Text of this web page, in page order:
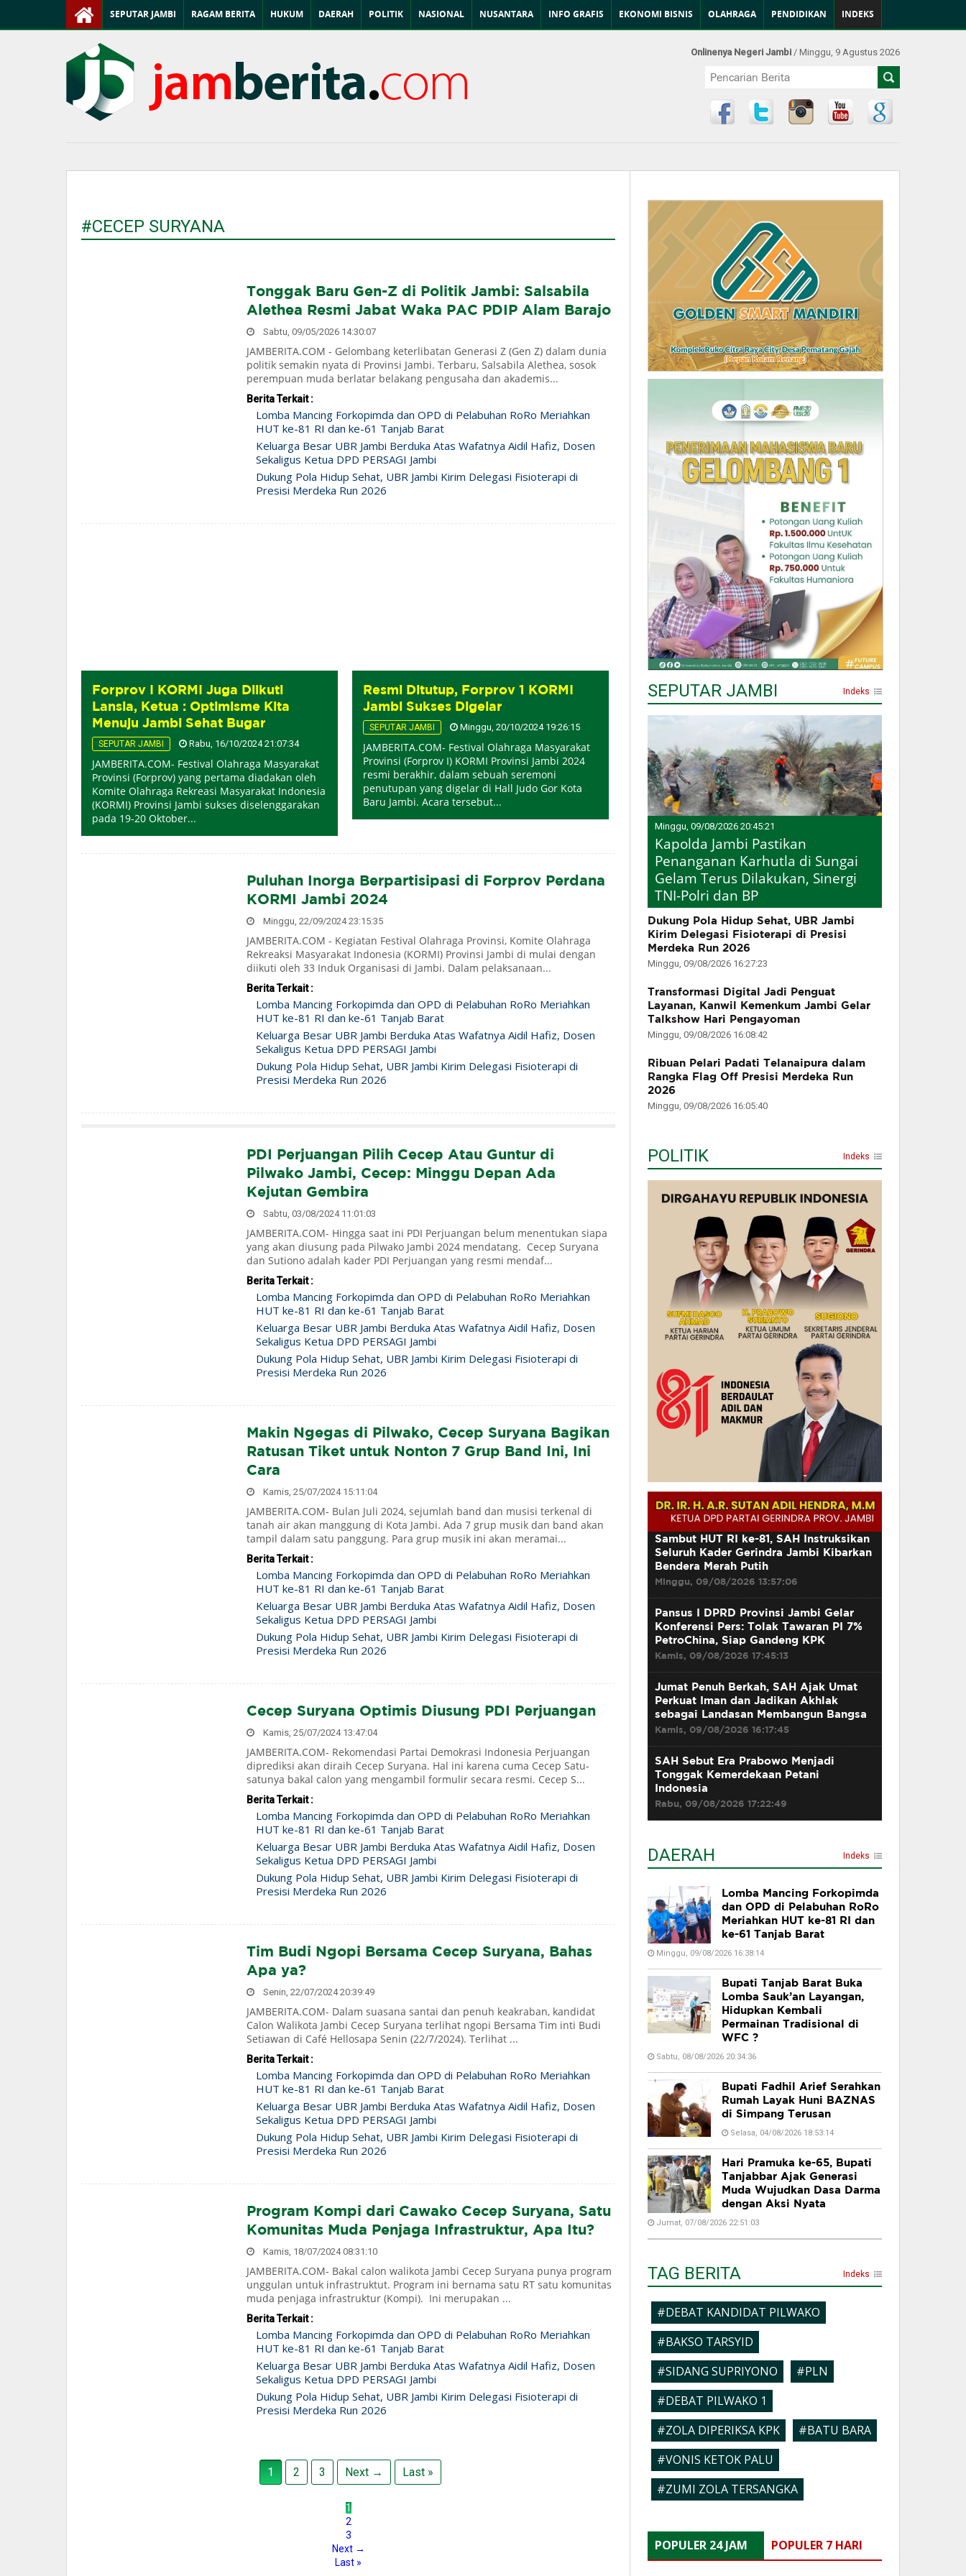
SEPUTAR JAMBI RAGAM BERITA HUKUM DAERAH POLITIK NASIONAL NUSANTARA INFO GRAFIS EKONOMI BISNIS OLAHRAGA PENDIDIKAN INDEKS
Onlinenya Negeri Jambi / Minggu, 9 Agustus 2026
#CECEP SURYANA
Tonggak Baru Gen-Z di Politik Jambi: Salsabila
Alethea Resmi Jabat Waka PAC PDIP Alam Barajo
Sabtu, 09/05/2026 14:30:07
JAMBERITA.COM - Gelombang keterlibatan Generasi Z (Gen Z) dalam dunia
politik semakin nyata di Provinsi Jambi. Terbaru, Salsabila Alethea, sosok
perempuan muda berlatar belakang pengusaha dan akademis...
Berita Terkait :
Lomba Mancing Forkopimda dan OPD di Pelabuhan RoRo Meriahkan
HUT ke-81 RI dan ke-61 Tanjab Barat
Keluarga Besar UBR Jambi Berduka Atas Wafatnya Aidil Hafiz, Dosen
Sekaligus Ketua DPD PERSAGI Jambi
Dukung Pola Hidup Sehat, UBR Jambi Kirim Delegasi Fisioterapi di
Presisi Merdeka Run 2026
Forprov I KORMI Juga Diikuti
Lansia, Ketua : Optimisme Kita
Menuju Jambi Sehat Bugar
SEPUTAR JAMBI Rabu, 16/10/2024 21:07:34
JAMBERITA.COM- Festival Olahraga Masyarakat
Provinsi (Forprov) yang pertama diadakan oleh
Komite Olahraga Rekreasi Masyarakat Indonesia
(KORMI) Provinsi Jambi sukses diselenggarakan
pada 19-20 Oktober...
Resmi Ditutup, Forprov 1 KORMI
Jambi Sukses Digelar
SEPUTAR JAMBI Minggu, 20/10/2024 19:26:15
JAMBERITA.COM- Festival Olahraga Masyarakat
Provinsi (Forprov I) KORMI Provinsi Jambi 2024
resmi berakhir, dalam sebuah seremoni
penutupan yang digelar di Hall Judo Gor Kota
Baru Jambi. Acara tersebut...
Puluhan Inorga Berpartisipasi di Forprov Perdana
KORMI Jambi 2024
Minggu, 22/09/2024 23:15:35
JAMBERITA.COM - Kegiatan Festival Olahraga Provinsi, Komite Olahraga
Rekreaksi Masyarakat Indonesia (KORMI) Provinsi Jambi di mulai dengan
diikuti oleh 33 Induk Organisasi di Jambi. Dalam pelaksanaan...
Berita Terkait :
Lomba Mancing Forkopimda dan OPD di Pelabuhan RoRo Meriahkan
HUT ke-81 RI dan ke-61 Tanjab Barat
Keluarga Besar UBR Jambi Berduka Atas Wafatnya Aidil Hafiz, Dosen
Sekaligus Ketua DPD PERSAGI Jambi
Dukung Pola Hidup Sehat, UBR Jambi Kirim Delegasi Fisioterapi di
Presisi Merdeka Run 2026
PDI Perjuangan Pilih Cecep Atau Guntur di
Pilwako Jambi, Cecep: Minggu Depan Ada
Kejutan Gembira
Sabtu, 03/08/2024 11:01:03
JAMBERITA.COM- Hingga saat ini PDI Perjuangan belum menentukan siapa
yang akan diusung pada Pilwako Jambi 2024 mendatang. Cecep Suryana
dan Sutiono adalah kader PDI Perjuangan yang resmi mendaf...
Berita Terkait :
Lomba Mancing Forkopimda dan OPD di Pelabuhan RoRo Meriahkan
HUT ke-81 RI dan ke-61 Tanjab Barat
Keluarga Besar UBR Jambi Berduka Atas Wafatnya Aidil Hafiz, Dosen
Sekaligus Ketua DPD PERSAGI Jambi
Dukung Pola Hidup Sehat, UBR Jambi Kirim Delegasi Fisioterapi di
Presisi Merdeka Run 2026
Makin Ngegas di Pilwako, Cecep Suryana Bagikan
Ratusan Tiket untuk Nonton 7 Grup Band Ini, Ini
Cara
Kamis, 25/07/2024 15:11:04
JAMBERITA.COM- Bulan Juli 2024, sejumlah band dan musisi terkenal di
tanah air akan manggung di Kota Jambi. Ada 7 grup musik dan band akan
tampil dalam satu panggung. Para grup musik ini akan meramai...
Berita Terkait :
Lomba Mancing Forkopimda dan OPD di Pelabuhan RoRo Meriahkan
HUT ke-81 RI dan ke-61 Tanjab Barat
Keluarga Besar UBR Jambi Berduka Atas Wafatnya Aidil Hafiz, Dosen
Sekaligus Ketua DPD PERSAGI Jambi
Dukung Pola Hidup Sehat, UBR Jambi Kirim Delegasi Fisioterapi di
Presisi Merdeka Run 2026
Cecep Suryana Optimis Diusung PDI Perjuangan
Kamis, 25/07/2024 13:47:04
JAMBERITA.COM- Rekomendasi Partai Demokrasi Indonesia Perjuangan
diprediksi akan diraih Cecep Suryana. Hal ini karena cuma Cecep Satu-
satunya bakal calon yang mengambil formulir secara resmi. Cecep S...
Berita Terkait :
Lomba Mancing Forkopimda dan OPD di Pelabuhan RoRo Meriahkan
HUT ke-81 RI dan ke-61 Tanjab Barat
Keluarga Besar UBR Jambi Berduka Atas Wafatnya Aidil Hafiz, Dosen
Sekaligus Ketua DPD PERSAGI Jambi
Dukung Pola Hidup Sehat, UBR Jambi Kirim Delegasi Fisioterapi di
Presisi Merdeka Run 2026
Tim Budi Ngopi Bersama Cecep Suryana, Bahas
Apa ya?
Senin, 22/07/2024 20:39:49
JAMBERITA.COM- Dalam suasana santai dan penuh keakraban, kandidat
Calon Walikota Jambi Cecep Suryana terlihat ngopi Bersama Tim inti Budi
Setiawan di Café Hellosapa Senin (22/7/2024). Terlihat ...
Berita Terkait :
Lomba Mancing Forkopimda dan OPD di Pelabuhan RoRo Meriahkan
HUT ke-81 RI dan ke-61 Tanjab Barat
Keluarga Besar UBR Jambi Berduka Atas Wafatnya Aidil Hafiz, Dosen
Sekaligus Ketua DPD PERSAGI Jambi
Dukung Pola Hidup Sehat, UBR Jambi Kirim Delegasi Fisioterapi di
Presisi Merdeka Run 2026
Program Kompi dari Cawako Cecep Suryana, Satu
Komunitas Muda Penjaga Infrastruktur, Apa Itu?
Kamis, 18/07/2024 08:31:10
JAMBERITA.COM- Bakal calon walikota Jambi Cecep Suryana punya program
unggulan untuk infrastruktut. Program ini bernama satu RT satu komunitas
muda penjaga infrastruktur (Kompi). Ini merupakan ...
Berita Terkait :
Lomba Mancing Forkopimda dan OPD di Pelabuhan RoRo Meriahkan
HUT ke-81 RI dan ke-61 Tanjab Barat
Keluarga Besar UBR Jambi Berduka Atas Wafatnya Aidil Hafiz, Dosen
Sekaligus Ketua DPD PERSAGI Jambi
Dukung Pola Hidup Sehat, UBR Jambi Kirim Delegasi Fisioterapi di
Presisi Merdeka Run 2026
1 2 3 Next → Last »
1
2
3
Next →
Last »
SEPUTAR JAMBI Indeks
Minggu, 09/08/2026 20:45:21
Kapolda Jambi Pastikan
Penanganan Karhutla di Sungai
Gelam Terus Dilakukan, Sinergi
TNI-Polri dan BP
Dukung Pola Hidup Sehat, UBR Jambi
Kirim Delegasi Fisioterapi di Presisi
Merdeka Run 2026
Minggu, 09/08/2026 16:27:23
Transformasi Digital Jadi Penguat
Layanan, Kanwil Kemenkum Jambi Gelar
Talkshow Hari Pengayoman
Minggu, 09/08/2026 16:08:42
Ribuan Pelari Padati Telanaipura dalam
Rangka Flag Off Presisi Merdeka Run
2026
Minggu, 09/08/2026 16:05:40
POLITIK Indeks
Sambut HUT RI ke-81, SAH Instruksikan
Seluruh Kader Gerindra Jambi Kibarkan
Bendera Merah Putih
Minggu, 09/08/2026 13:57:06
Pansus I DPRD Provinsi Jambi Gelar
Konferensi Pers: Tolak Tawaran PI 7%
PetroChina, Siap Gandeng KPK
Kamis, 09/08/2026 17:45:13
Jumat Penuh Berkah, SAH Ajak Umat
Perkuat Iman dan Jadikan Akhlak
sebagai Landasan Membangun Bangsa
Kamis, 09/08/2026 16:17:45
SAH Sebut Era Prabowo Menjadi
Tonggak Kemerdekaan Petani
Indonesia
Rabu, 09/08/2026 17:22:49
DAERAH Indeks
Lomba Mancing Forkopimda
dan OPD di Pelabuhan RoRo
Meriahkan HUT ke-81 RI dan
ke-61 Tanjab Barat
Minggu, 09/08/2026 16:38:14
Bupati Tanjab Barat Buka
Lomba Sauk’an Layangan,
Hidupkan Kembali
Permainan Tradisional di
WFC ?
Sabtu, 08/08/2026 20:34:36
Bupati Fadhil Arief Serahkan
Rumah Layak Huni BAZNAS
di Simpang Terusan
Selasa, 04/08/2026 18:53:14
Hari Pramuka ke-65, Bupati
Tanjabbar Ajak Generasi
Muda Wujudkan Dasa Darma
dengan Aksi Nyata
Jumat, 07/08/2026 22:51:03
TAG BERITA Indeks
#DEBAT KANDIDAT PILWAKO
#BAKSO TARSYID
#SIDANG SUPRIYONO
#PLN
#DEBAT PILWAKO 1
#ZOLA DIPERIKSA KPK
#BATU BARA
#VONIS KETOK PALU
#ZUMI ZOLA TERSANGKA
POPULER 24 JAM POPULER 7 HARI